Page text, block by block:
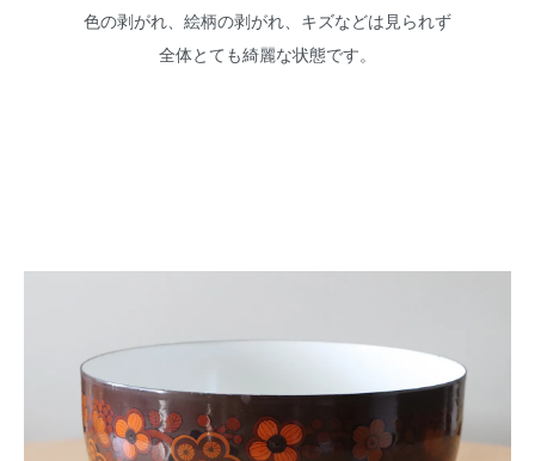
色の剥がれ、絵柄の剥がれ、キズなどは見られず
全体とても綺麗な状態です。